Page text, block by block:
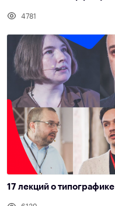
4781
17 лекций о типографике